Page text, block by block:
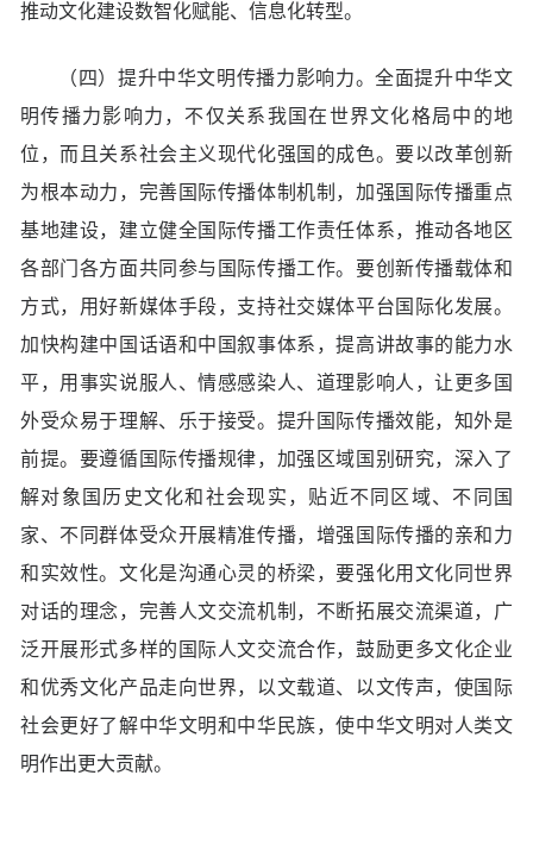
推动文化建设数智化赋能、信息化转型。
（四）提升中华文明传播力影响力。全面提升中华文
明传播力影响力，不仅关系我国在世界文化格局中的地
位，而且关系社会主义现代化强国的成色。要以改革创新
为根本动力，完善国际传播体制机制，加强国际传播重点
基地建设，建立健全国际传播工作责任体系，推动各地区
各部门各方面共同参与国际传播工作。要创新传播载体和
方式，用好新媒体手段，支持社交媒体平台国际化发展。
加快构建中国话语和中国叙事体系，提高讲故事的能力水
平，用事实说服人、情感感染人、道理影响人，让更多国
外受众易于理解、乐于接受。提升国际传播效能，知外是
前提。要遵循国际传播规律，加强区域国别研究，深入了
解对象国历史文化和社会现实，贴近不同区域、不同国
家、不同群体受众开展精准传播，增强国际传播的亲和力
和实效性。文化是沟通心灵的桥梁，要强化用文化同世界
对话的理念，完善人文交流机制，不断拓展交流渠道，广
泛开展形式多样的国际人文交流合作，鼓励更多文化企业
和优秀文化产品走向世界，以文载道、以文传声，使国际
社会更好了解中华文明和中华民族，使中华文明对人类文
明作出更大贡献。